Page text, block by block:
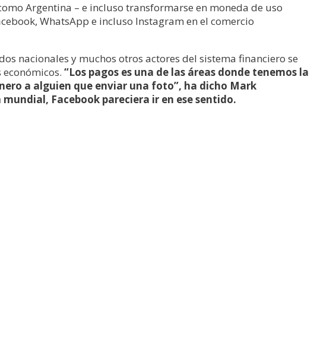
Argentina – e incluso transformarse en moneda de uso
WhatsApp e incluso Instagram en el comercio
nacionales y muchos otros actores del sistema financiero se
“Los pagos es una de las áreas donde tenemos la
a alguien que enviar una foto”, ha dicho Mark
Facebook pareciera ir en ese sentido.